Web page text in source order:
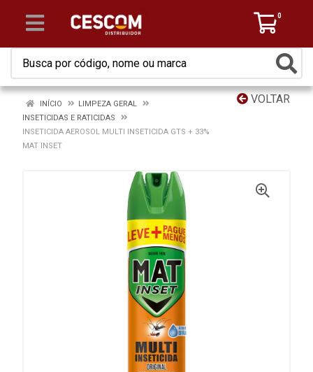
0
VOLTAR
INÍCIO
LIMPEZA GERAL
INSETICIDAS E RATICIDAS
INSETICIDA AEROSOL MULTI INSETICIDA GTS + 33%
MAT INSET